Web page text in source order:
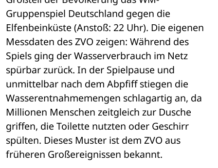
Gruppenspiel Deutschland gegen die
Elfenbeinküste (Anstoß: 22 Uhr). Die eigenen
Messdaten des ZVO zeigen: Während des
Spiels ging der Wasserverbrauch im Netz
spürbar zurück. In der Spielpause und
unmittelbar nach dem Abpfiff stiegen die
Wasserentnahmemengen schlagartig an, da
Millionen Menschen zeitgleich zur Dusche
griffen, die Toilette nutzten oder Geschirr
spülten. Dieses Muster ist dem ZVO aus
früheren Großereignissen bekannt.